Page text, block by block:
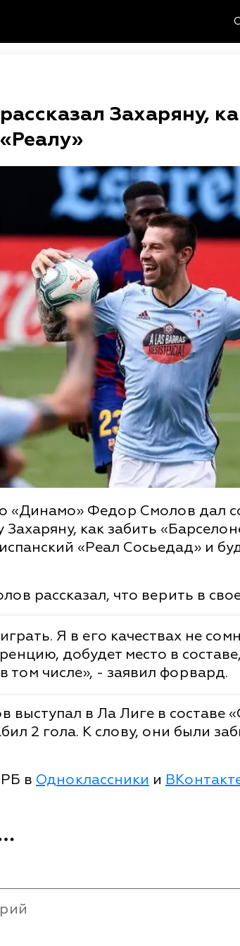
Захаряну,
«Динамо» Федор Смолов дал
как забить
«Реал Сосьедад» и
рассказал, что верить в
Я в его качествах не
добудет место в
том числе», - заявил форвард.
выступал в Ла Лиге в составе
2 гола. К слову, они были
в Одноклассники и